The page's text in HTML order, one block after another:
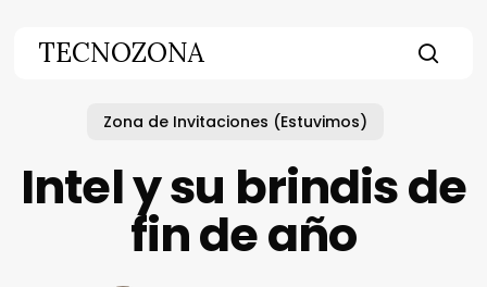
TECNOZONA
Zona de Invitaciones (Estuvimos)
Intel y su brindis de
fin de año